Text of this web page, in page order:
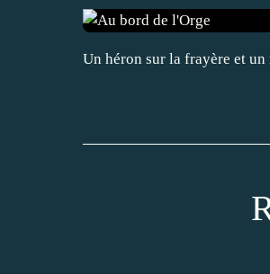
Un héron sur la frayère et un